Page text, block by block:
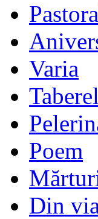
Varia
Poem
Din